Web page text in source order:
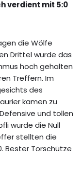
verdient mit 5:0
die Wölfe
Drittel wurde das
hoch gehalten
Treffern. Im
des
kamen zu
und tollen
wurde die Null
stellten die
Bester Torschütze